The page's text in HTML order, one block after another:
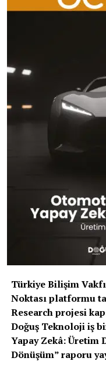
Otomobil tarihine yön
yastığı, ABS, sesli
ilk olarak “en üst
çıkıyor. Ancak
çözümlerin çok kısa
bu
“araç
olarak
halkası.
Teknik Detaylar
Isınma Süresi:
yaklaşık 2
Türkiye Bilişim
Noktası platformu
Research projesi
Doğuş Teknoloji iş
Yapay Zekâ: Üretim
Dönüşüm” raporu